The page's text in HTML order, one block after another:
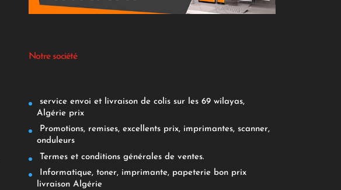
Notre société
service envoi et livraison de colis sur les 69 wilayas,
Algérie prix
Promotions, remises, excellents prix, imprimantes, scanner,
onduleurs
Termes et conditions générales de ventes.
Informatique, toner, imprimante, papeterie bon prix
livraison Algérie